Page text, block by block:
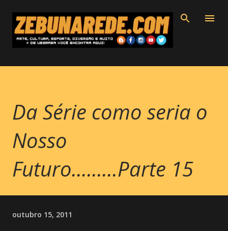
Pular para o conteúdo principal
Da Série como seria o
Nosso
Futuro.........Parte 15
outubro 15, 2011